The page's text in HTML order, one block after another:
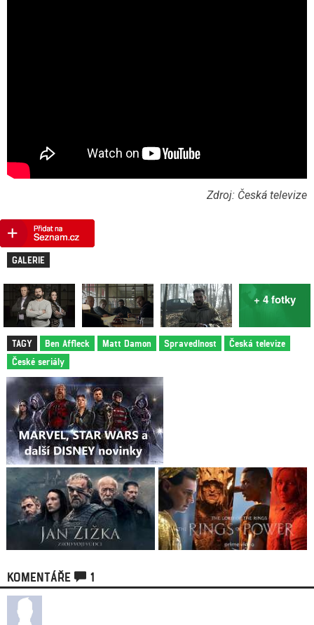
Zdroj: Česká televize
GALERIE
+ 4 fotky
TAGY Ben Affleck Matt Damon Spravedlnost
Česká televize
České seriály
KOMENTÁŘE 1